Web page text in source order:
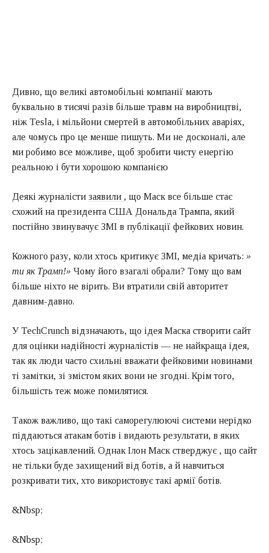
Дивно, що великі автомобільні компанії мають
буквально в тисячі разів більше травм на виробництві,
ніж Tesla, і мільйони смертей в автомобільних аваріях,
але чомусь про це менше пишуть. Ми не досконалі, але
ми робимо все можливе, щоб зробити чисту енергію
реальною і бути хорошою компанією
Деякі журналісти заявили , що Маск все більше стає
схожий на президента США Дональда Трампа, який
постійно звинувачує ЗМІ в публікації фейкових новин.
Кожного разу, коли хтось критикує ЗМІ, медіа кричать: »
ти як Трамп!» Чому його взагалі обрали? Тому що вам
більше ніхто не вірить. Ви втратили свій авторитет
давним-давно.
УTechCrunch відзначають, що ідея Маска створити сайт
для оцінки надійності журналістів — не найкраща ідея,
так як люди часто схильні вважати фейковими новинами
ті замітки, зі змістом яких вони не згодні. Крім того,
більшість теж може помилятися.
Також важливо, що такі саморегулюючі системи нерідко
піддаються атакам ботів і видають результати, в яких
хтось зацікавлений. Однак Ілон Маск стверджує , що сайт
не тільки буде захищений від ботів, а й навчиться
розкривати тих, хто використовує такі армії ботів.
&Nbsp;
&Nbsp;